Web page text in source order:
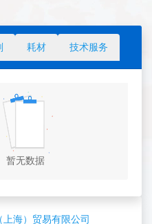
海）贸易有限公司
耗材 技术服务
暂无数据